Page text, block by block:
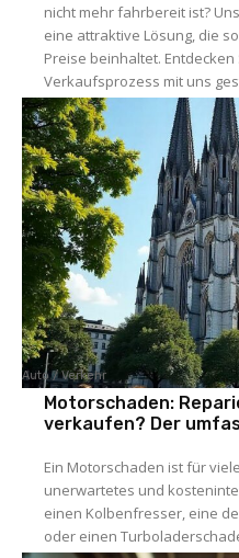
nicht mehr fahrbereit ist?
eine attraktive Lösung, die
Preise beinhaltet.
Verkaufsprozess mit uns
Auto / Verkehr
Motorschaden:
verkaufen? Der
Ein Motorschaden ist für
unerwartetes und
einen Kolbenfresser, eine
oder einen